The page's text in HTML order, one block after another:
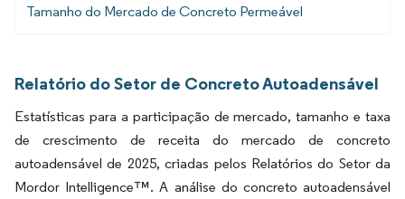
Tamanho do Mercado de Concreto Permeável
Relatório do Setor de Concreto Autoadensável
Estatísticas para a participação de mercado, tamanho e taxa
de crescimento de receita do mercado de concreto
autoadensável de 2025, criadas pelos Relatórios do Setor da
Mordor Intelligence™. A análise do concreto autoadensável